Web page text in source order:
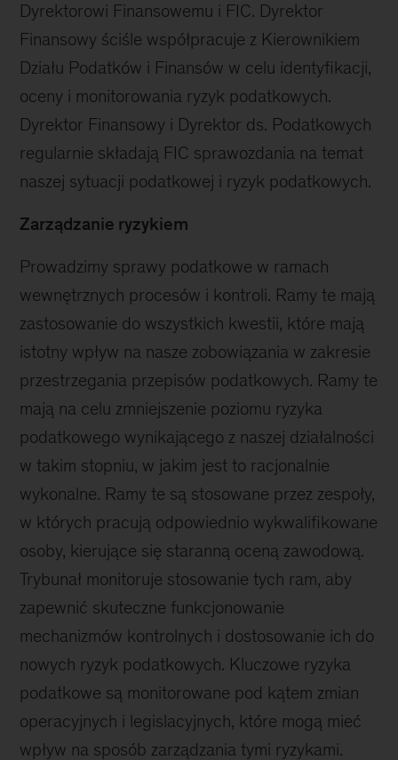
Dyrektorowi Finansowemu i FIC. Dyrektor
Finansowy ściśle współpracuje z Kierownikiem
Działu Podatków i Finansów w celu identyfikacji,
oceny i monitorowania ryzyk podatkowych.
Dyrektor Finansowy i Dyrektor ds. Podatkowych
regularnie składają FIC sprawozdania na temat
naszej sytuacji podatkowej i ryzyk podatkowych.
Zarządzanie ryzykiem
Prowadzimy sprawy podatkowe w ramach
wewnętrznych procesów i kontroli. Ramy te mają
zastosowanie do wszystkich kwestii, które mają
istotny wpływ na nasze zobowiązania w zakresie
przestrzegania przepisów podatkowych. Ramy te
mają na celu zmniejszenie poziomu ryzyka
podatkowego wynikającego z naszej działalności
w takim stopniu, w jakim jest to racjonalnie
wykonalne. Ramy te są stosowane przez zespoły,
w których pracują odpowiednio wykwalifikowane
osoby, kierujące się staranną oceną zawodową.
Trybunał monitoruje stosowanie tych ram, aby
zapewnić skuteczne funkcjonowanie
mechanizmów kontrolnych i dostosowanie ich do
nowych ryzyk podatkowych. Kluczowe ryzyka
podatkowe są monitorowane pod kątem zmian
operacyjnych i legislacyjnych, które mogą mieć
wpływ na sposób zarządzania tymi ryzykami.